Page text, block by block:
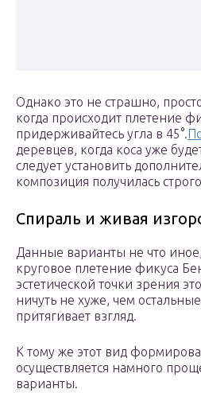
Однако это не страшно,
когда происходит плетение
придерживайтесь угла в 45°.
деревцев, когда коса уже
следует установить
композиция получилась
Спираль и живая
Данные варианты не что
круговое плетение фикуса
эстетической точки зрения
ничуть не хуже, чем
притягивает взгляд.
К тому же этот вид
осуществляется намного
варианты.